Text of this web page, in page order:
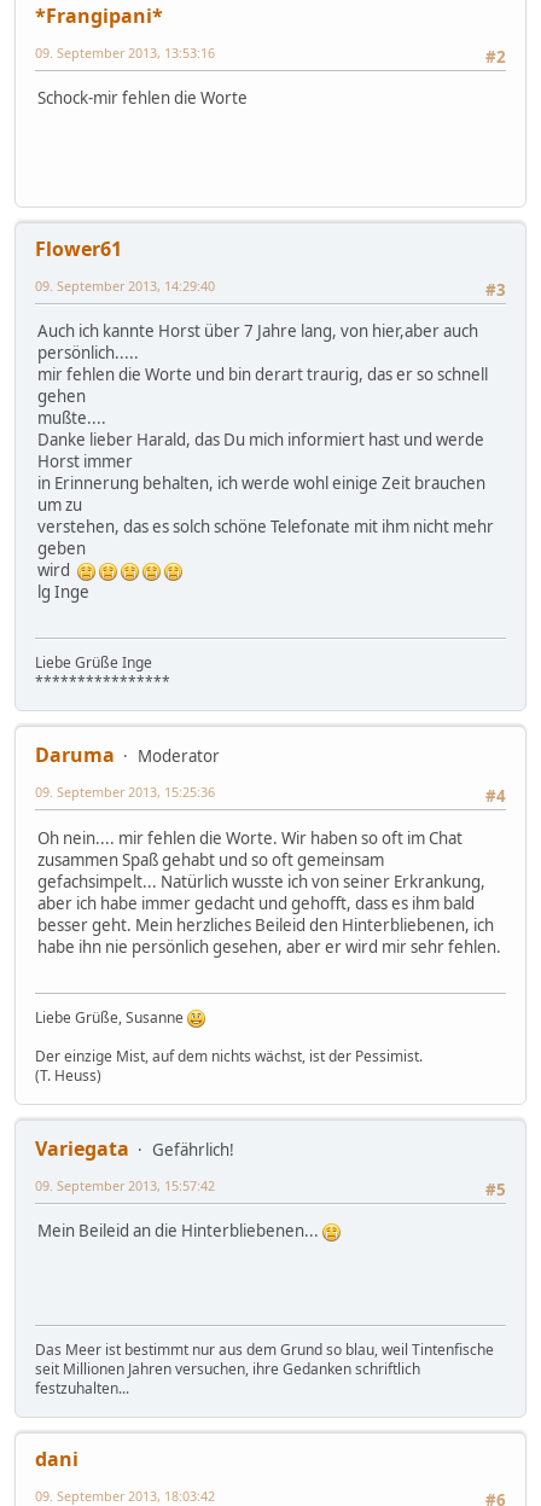
*Frangipani*
#2
09. September 2013, 13:53:16
Schock-mir fehlen die Worte
Flower61
#3
09. September 2013, 14:29:40
Auch ich kannte Horst über 7 Jahre lang, von hier,aber auch
persönlich.....
mir fehlen die Worte und bin derart traurig, das er so schnell
gehen
mußte....
Danke lieber Harald, das Du mich informiert hast und werde
Horst immer
in Erinnerung behalten, ich werde wohl einige Zeit brauchen
um zu
verstehen, das es solch schöne Telefonate mit ihm nicht mehr
geben
wird
lg Inge
Liebe Grüße Inge
****************
Daruma
Moderator
#4
09. September 2013, 15:25:36
Oh nein.... mir fehlen die Worte. Wir haben so oft im Chat
zusammen Spaß gehabt und so oft gemeinsam
gefachsimpelt... Natürlich wusste ich von seiner Erkrankung,
aber ich habe immer gedacht und gehofft, dass es ihm bald
besser geht. Mein herzliches Beileid den Hinterbliebenen, ich
habe ihn nie persönlich gesehen, aber er wird mir sehr fehlen.
Liebe Grüße, Susanne
Der einzige Mist, auf dem nichts wächst, ist der Pessimist.
(T. Heuss)
Variegata
Gefährlich!
#5
09. September 2013, 15:57:42
Mein Beileid an die Hinterbliebenen...
Das Meer ist bestimmt nur aus dem Grund so blau, weil Tintenfische
seit Millionen Jahren versuchen, ihre Gedanken schriftlich
festzuhalten...
dani
#6
09. September 2013, 18:03:42